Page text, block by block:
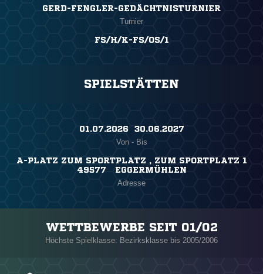
GERD-FENGLER-GEDÄCHTNISTURNIER
Turnier
FS/H/K-FS/OS/1
SPIELSTÄTTEN
01.07.2026 ​ 30.06.2027
Von - Bis
A-PLATZ ZUM SPORTPLATZ , ZUM SPORTPLATZ 1
49577 EGGERMÜHLEN
Adresse
WETTBEWERBE SEIT 01/02
Höchste Spielklasse: Bezirksklasse bis 2005/2006